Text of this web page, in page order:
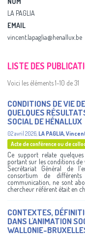
LA PAGLIA
EMAIL
vincent.lapaglia@henallux.be
LISTE DES
Voici les éléments 1-10 de 31
CONDITIONS DE VIE
QUELQUES
SOCIAL DE HÉNALLUX
02 avril 2026, LA PAGLIA,
Acte de conférence ou de
Ce support relate
portant sur les conditions
Secrétariat Général de
consortium de
communication, ne sont
chercheur référent était en
CONTEXTES,
DANS L'ANIMATION
WALLONIE-